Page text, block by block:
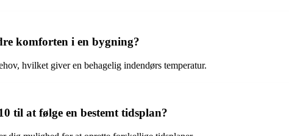
komforten i en bygning?
hvilket giver en behagelig indendørs temperatur.
til at følge en bestemt tidsplan?